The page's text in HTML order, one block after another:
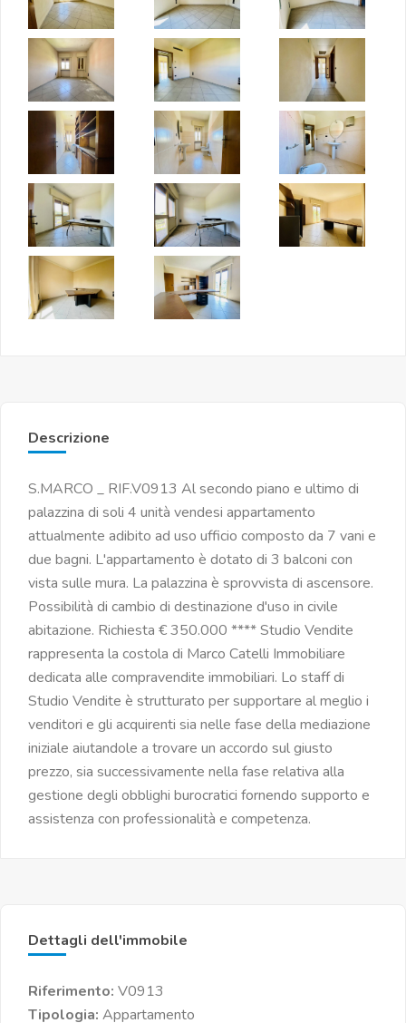
Descrizione
S.MARCO _ RIF.V0913 Al secondo piano e ultimo di
palazzina di soli 4 unità vendesi appartamento
attualmente adibito ad uso ufficio composto da 7 vani e
due bagni. L'appartamento è dotato di 3 balconi con
vista sulle mura. La palazzina è sprovvista di ascensore.
Possibilità di cambio di destinazione d'uso in civile
abitazione. Richiesta € 350.000 **** Studio Vendite
rappresenta la costola di Marco Catelli Immobiliare
dedicata alle compravendite immobiliari. Lo staff di
Studio Vendite è strutturato per supportare al meglio i
venditori e gli acquirenti sia nelle fase della mediazione
iniziale aiutandole a trovare un accordo sul giusto
prezzo, sia successivamente nella fase relativa alla
gestione degli obblighi burocratici fornendo supporto e
assistenza con professionalità e competenza.
Dettagli dell'immobile
Riferimento: V0913
Tipologia: Appartamento